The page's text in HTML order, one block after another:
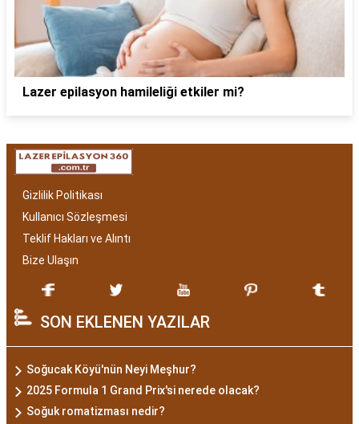
Lazer epilasyon hamileliği etkiler mi?
Gizlilik Politikası
Kullanıcı Sözleşmesi
Teklif Hakları ve Alıntı
Bize Ulaşın
SON EKLENEN YAZILAR
Soğucak Köyü'nün Neyi Meşhur?
2025 Formula 1 Grand Prix'si nerede olacak?
Soğuk romatizması nedir?